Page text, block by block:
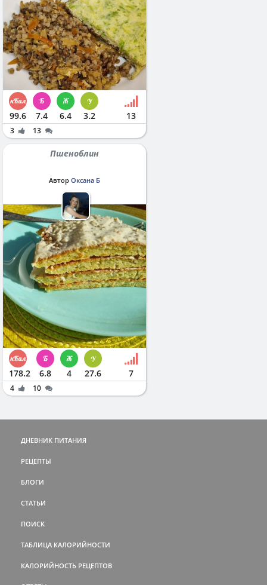
99.6 7.4 6.4 3.2 13
3 13
Пшеноблин
Автор Оксана Б
178.2 6.8 4 27.6 7
4 10
ДНЕВНИК ПИТАНИЯ
РЕЦЕПТЫ
БЛОГИ
СТАТЬИ
ПОИСК
ТАБЛИЦА КАЛОРИЙНОСТИ
КАЛОРИЙНОСТЬ РЕЦЕПТОВ